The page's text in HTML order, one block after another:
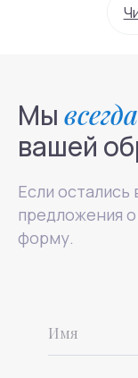
Мы
вашей
Если остались
предложения
форму.